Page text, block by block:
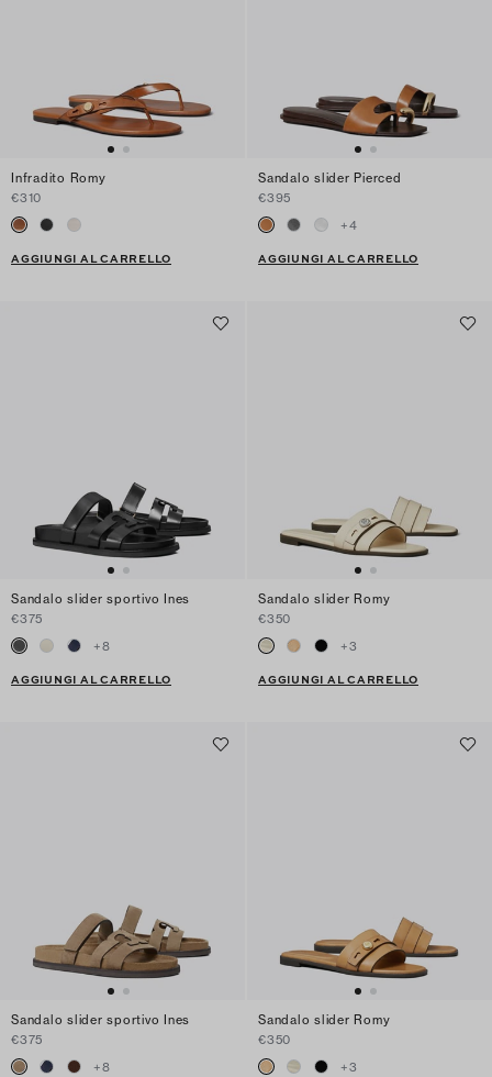
Infradito Romy
€310
AGGIUNGI AL CARRELLO
Sandalo slider Pierced
€395
+4
AGGIUNGI AL CARRELLO
Sandalo slider sportivo Ines
€375
+8
AGGIUNGI AL CARRELLO
Sandalo slider Romy
€350
+3
AGGIUNGI AL CARRELLO
Sandalo slider sportivo Ines
€375
+8
Sandalo slider Romy
€350
+3